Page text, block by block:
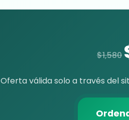
$1,580
Oferta válida solo a través del